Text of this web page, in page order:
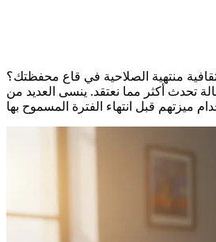
منتهية الصلاحية في قاع محفظتك؟
تحدث أكثر مما نعتقد. ينسى العديد من